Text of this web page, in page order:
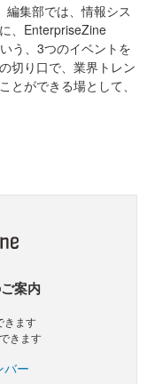
集部では、情報シス
、EnterpriseZine
う、3つのイベントを
切り口で、業界トレン
とができる場として、
案内
きます
きます
バー